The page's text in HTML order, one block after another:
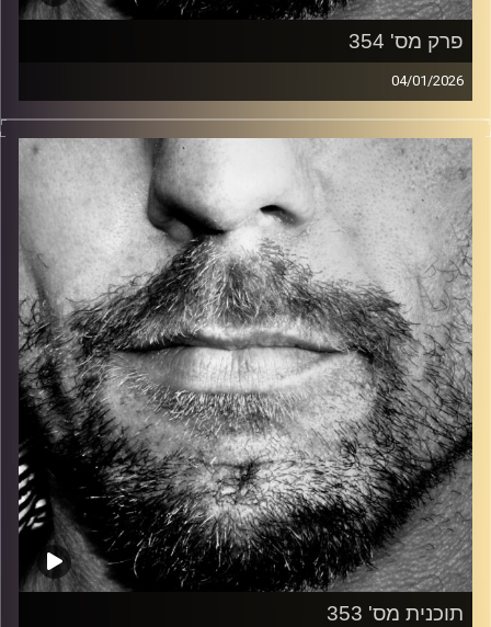
פרק מס' 354
04/01/2026
זיפים, מוזיקה מחוספסת של הופעות חיות. הרבה ג'אם, רוק,
בלוז, bluegrass, ג'אז, Fאנק, פרוגרסיב ואפילו אלקטרוניקה.
כל מה שחי, אמיתי ונושם.
עם שמוליק רגב.
קרדיט תמונות: David Goehring
תוכנית מס' 353